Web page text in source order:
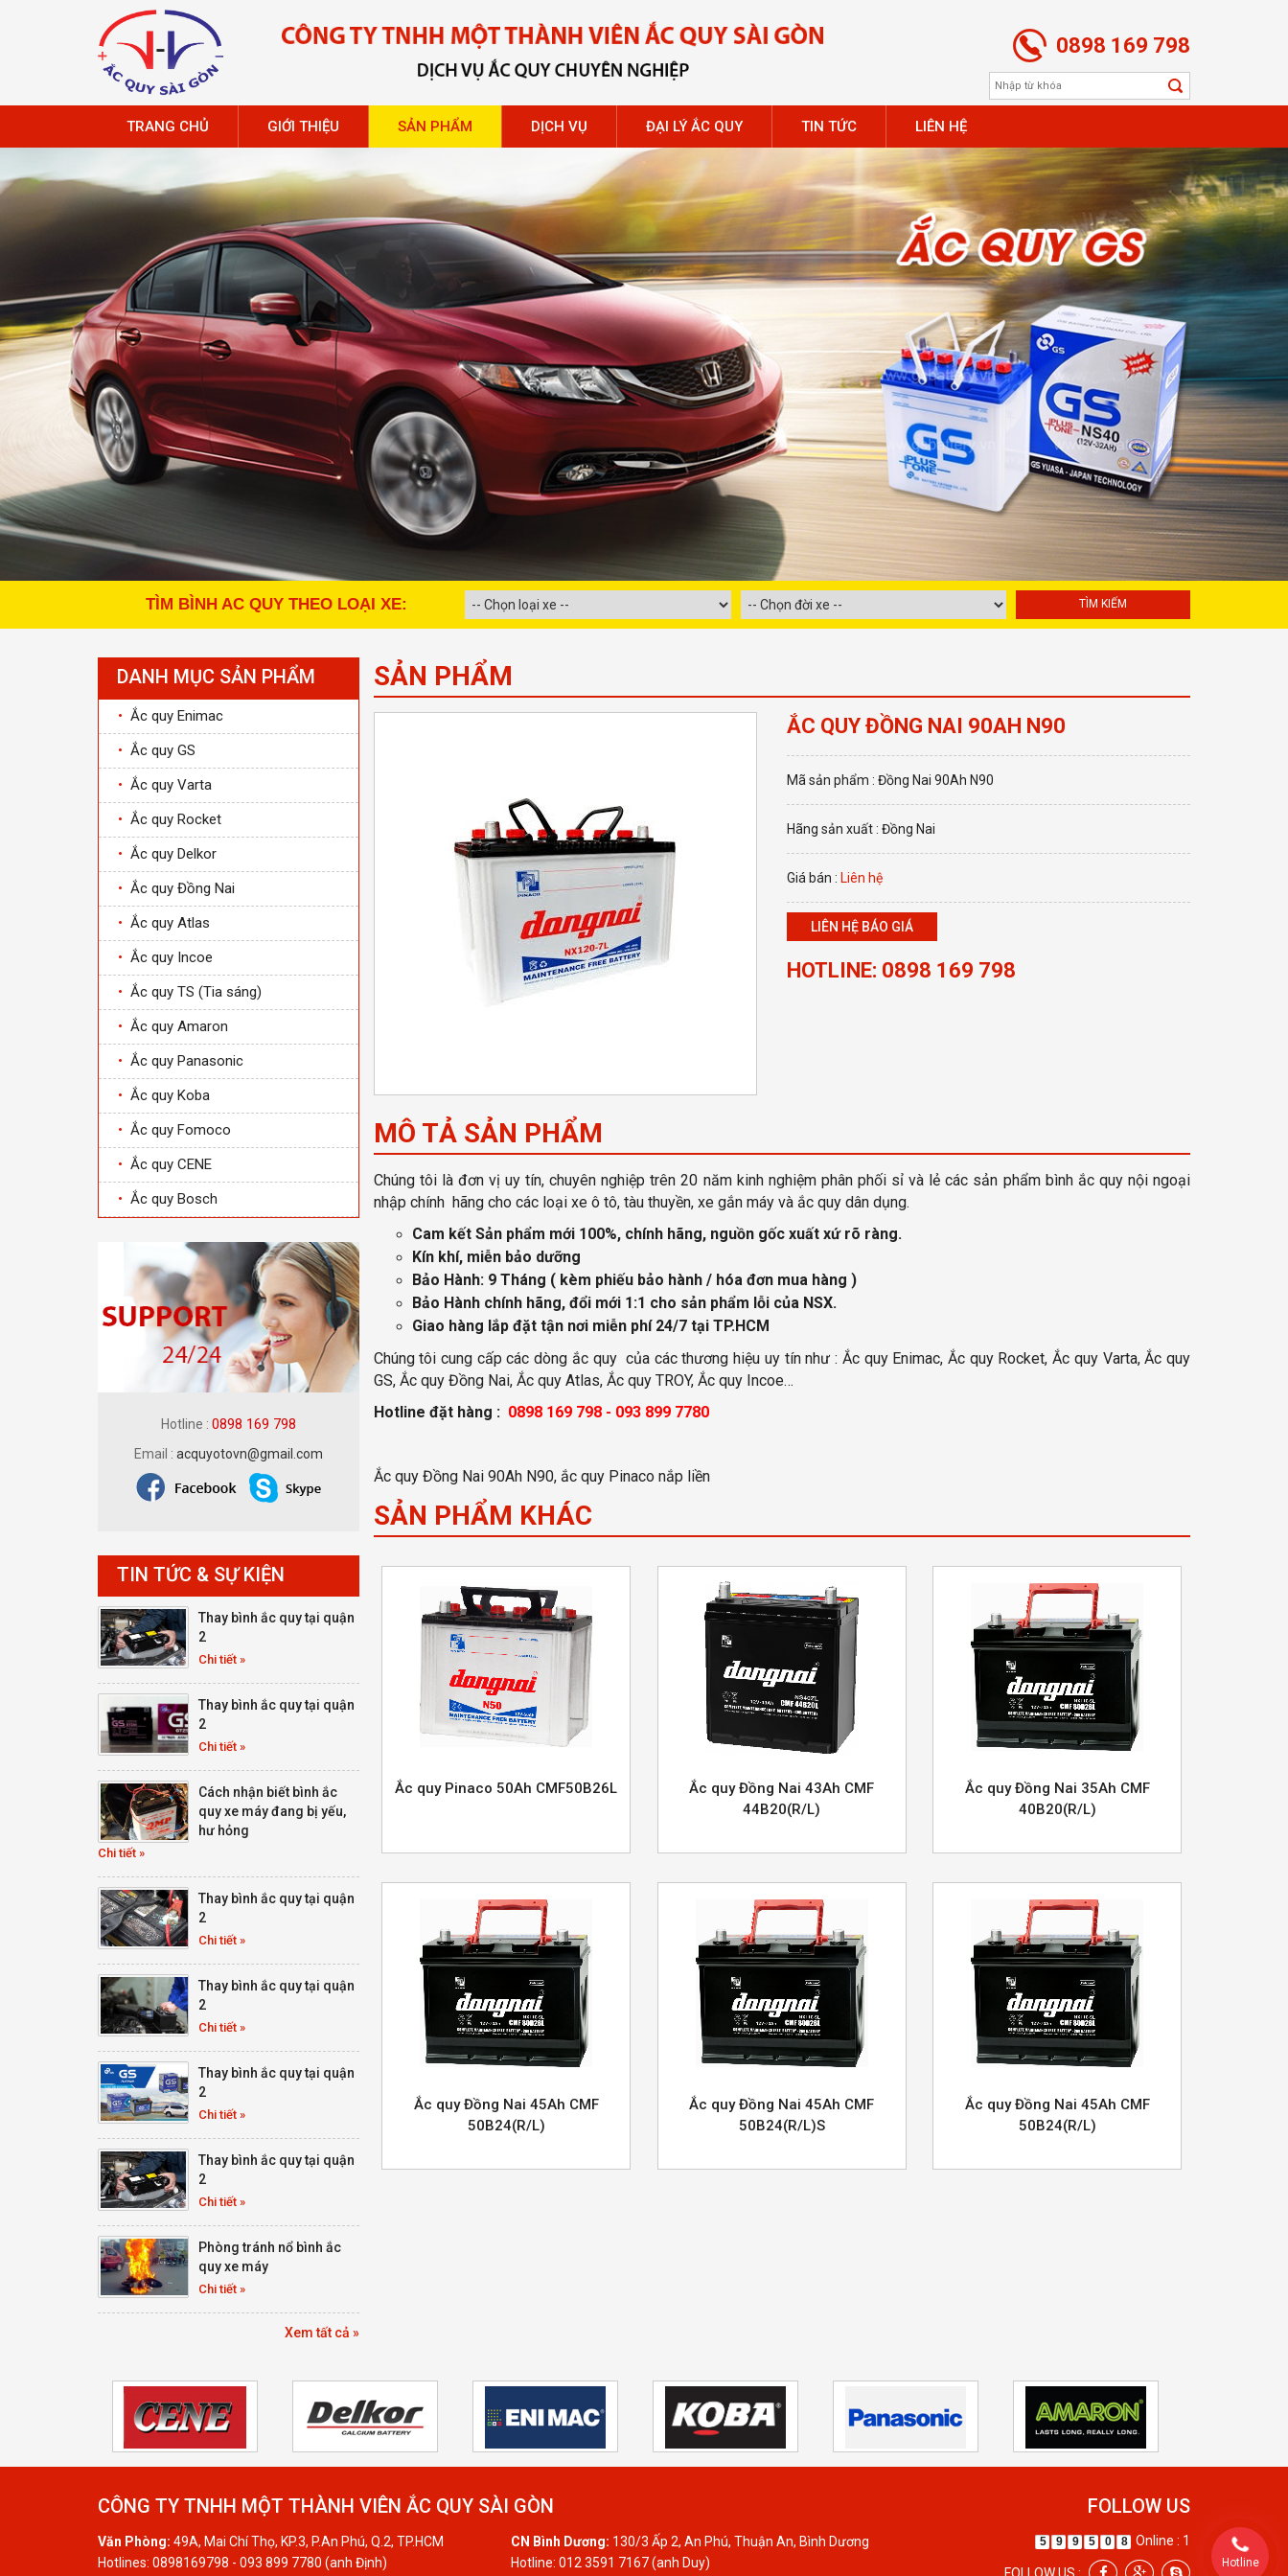
0898 169 798
TRANG CHỦ GIỚI THIỆU SẢN PHẨM DỊCH VỤ ĐẠI LÝ ẮC QUY TIN TỨC LIÊN HỆ
TÌM BÌNH AC QUY THEO LOẠI XE:
DANH MỤC SẢN PHẨM
• Ắc quy Enimac
• Ắc quy GS
• Ắc quy Varta
• Ắc quy Rocket
• Ắc quy Delkor
• Ắc quy Đồng Nai
• Ắc quy Atlas
• Ắc quy Incoe
• Ắc quy TS (Tia sáng)
• Ắc quy Amaron
• Ắc quy Panasonic
• Ắc quy Koba
• Ắc quy Fomoco
• Ắc quy CENE
• Ắc quy Bosch
Hotline : 0898 169 798
Email : acquyotovn@gmail.com
TIN TỨC & SỰ KIỆN
Thay bình ắc quy tại quận
2
Chi tiết »
Thay bình ắc quy tại quận
2
Chi tiết »
Cách nhận biết bình ắc
quy xe máy đang bị yếu,
hư hỏng
Chi tiết »
Thay bình ắc quy tại quận
2
Chi tiết »
Thay bình ắc quy tại quận
2
Chi tiết »
Thay bình ắc quy tại quận
2
Chi tiết »
Thay bình ắc quy tại quận
2
Chi tiết »
Phòng tránh nổ bình ắc
quy xe máy
Chi tiết »
Xem tất cả »
SẢN PHẨM
ẮC QUY ĐỒNG NAI 90AH N90
Mã sản phẩm : Đồng Nai 90Ah N90
Hãng sản xuất : Đồng Nai
Giá bán : Liên hệ
LIÊN HỆ BÁO GIÁ
HOTLINE: 0898 169 798
MÔ TẢ SẢN PHẨM
Chúng tôi là đơn vị uy tín, chuyên nghiệp trên 20 năm kinh nghiệm phân phối sỉ và lẻ các sản phẩm bình ắc quy nội ngoại
nhập chính hãng cho các loại xe ô tô, tàu thuyền, xe gắn máy và ắc quy dân dụng.
Cam kết Sản phẩm mới 100%, chính hãng, nguồn gốc xuất xứrõ ràng.
Kín khí, miễn bảo dưỡng
Bảo Hành: 9 Tháng ( kèm phiếu bảo hành / hóa đơn mua hàng )
Bảo Hành chính hãng, đổi mới 1:1 cho sản phẩm lỗi của NSX.
Giao hàng lắp đặt tận nơi miễn phí24/7 tại TP.HCM
Chúng tôi cung cấp các dòng ắc quy của các thương hiệu uy tín như : Ắc quy Enimac, Ắc quy Rocket, Ắc quy Varta, Ắc quy
GS, Ắc quy Đồng Nai, Ắc quy Atlas, Ắc quy TROY, Ắc quy Incoe…
Hotline đặt hàng : 0898 169 798 - 093 899 7780
Ắc quy Đồng Nai 90Ah N90, ắc quy Pinaco nắp liền
SẢN PHẨM KHÁC
Ắc quy Pinaco 50Ah CMF50B26L
Ắc quy Đồng Nai 43Ah CMF
44B20(R/L)
Ắc quy Đồng Nai 35Ah CMF
40B20(R/L)
Ắc quy Đồng Nai 45Ah CMF
50B24(R/L)
Ắc quy Đồng Nai 45Ah CMF
50B24(R/L)S
Ắc quy Đồng Nai 45Ah CMF
50B24(R/L)
CÔNG TY TNHH MỘT THÀNH VIÊN ẮC QUY SÀI GÒN
Văn Phòng: 49A, Mai Chí Thọ, KP.3, P.An Phú, Q.2, TP.HCM
Hotlines: 0898169798 - 093 899 7780 (anh Định)
CN Bình Dương: 130/3 Ấp 2, An Phú, Thuận An, Bình Dương
Hotline: 012 3591 7167 (anh Duy)
FOLLOW US
5 9 9 5 0 8 Online : 1
Hotline